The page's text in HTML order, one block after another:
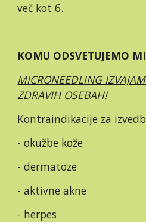
več kot 6.
KOMU ODSVETUJEMO
MICRONEEDLING
ZDRAVIH OSEBAH!
Kontraindikacije za
- okužbe kože
- dermatoze
- aktivne akne
- herpes